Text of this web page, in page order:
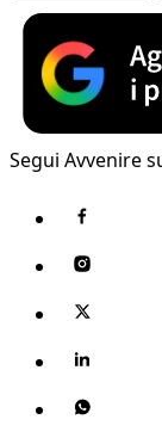
Segui Avvenire